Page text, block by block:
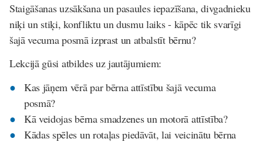
Staigāšanas uzsākšana un pasaules iepazīšana, divgadnieku
niķi un stiķi, konfliktu un dusmu laiks - kāpēc tik svarīgi
šajā vecuma posmā izprast un atbalstīt bērnu?
Lekcijā gūsi atbildes uz jautājumiem:
Kas jāņem vērā par bērna attīstību šajā vecuma
posmā?
Kā veidojas bērna smadzenes un motorā attīstība?
Kādas spēles un rotaļas piedāvāt, lai veicinātu bērna